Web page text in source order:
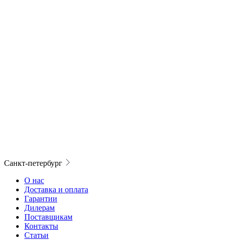
Санкт-петербург
О нас
Доставка и оплата
Гарантии
Дилерам
Поставщикам
Контакты
Статьи